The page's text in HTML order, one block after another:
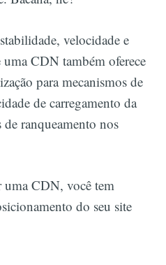
velocidade e
CDN também oferece
para mecanismos de
de carregamento da
ranqueamento nos
uma CDN, você tem
do seu site